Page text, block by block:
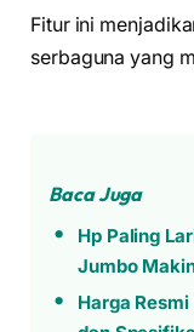
Fitur ini
serbaguna yang
Baca Juga
Hp Paling
Jumbo
Harga